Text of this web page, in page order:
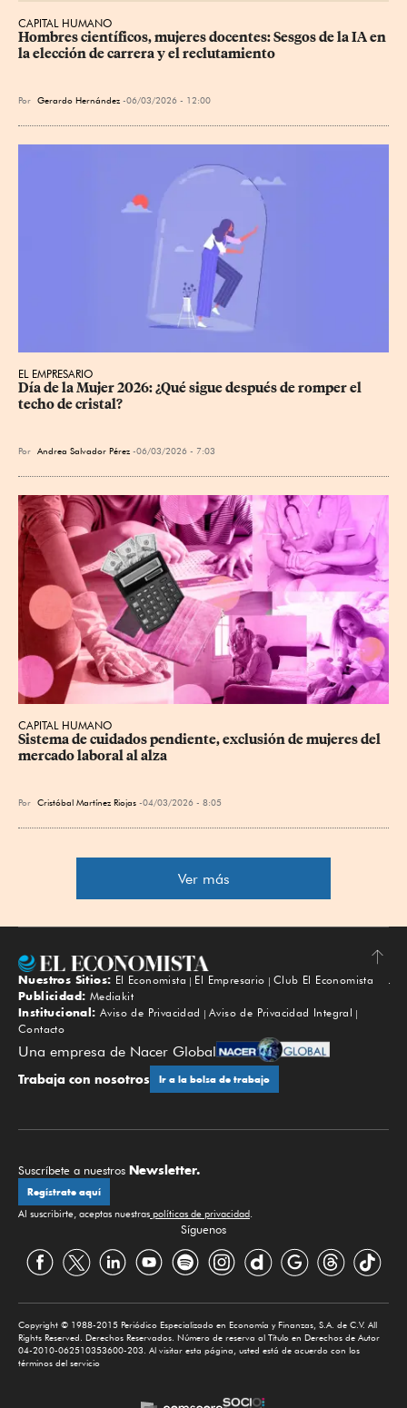
CAPITAL HUMANO
Hombres científicos, mujeres docentes: Sesgos de la IA en
la elección de carrera y el reclutamiento
Por Gerardo Hernández 06/03/2026 - 12:00
EL EMPRESARIO
Día de la Mujer 2026: ¿Qué sigue después de romper el
techo de cristal?
Por Andrea Salvador Pérez 06/03/2026 - 7:03
CAPITAL HUMANO
Sistema de cuidados pendiente, exclusión de mujeres del
mercado laboral al alza
Por Cristóbal Martínez Riojas 04/03/2026 - 8:05
Ver más
Subir
Nuestros Sitios: El Economista El Empresario
Club El Economista
Publicidad: Mediakit
Institucional: Aviso de Privacidad
Aviso de Privacidad Integral
Contacto
Una empresa de Nacer Global
Trabaja con nosotros Ir a la bolsa de trabajo
Suscríbete a nuestros Newsletter.
Regístrate aquí
Al suscribirte, aceptas nuestras políticas de privacidad.
Síguenos
Copyright © 1988-2015 Periódico Especializado en Economía y Finanzas, S.A. de C.V. All
Rights Reserved. Derechos Reservados. Número de reserva al Título en Derechos de Autor
04-2010-062510353600-203. Al visitar esta página, usted está de acuerdo con los
términos del servicio